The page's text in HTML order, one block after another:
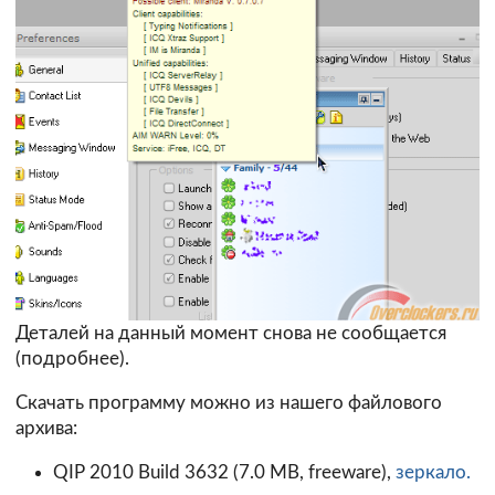
Деталей на данный момент снова не сообщается
(подробнее).
Скачать программу можно из нашего файлового
архива:
QIP 2010 Build 3632 (7.0 MB, freeware), зеркало.